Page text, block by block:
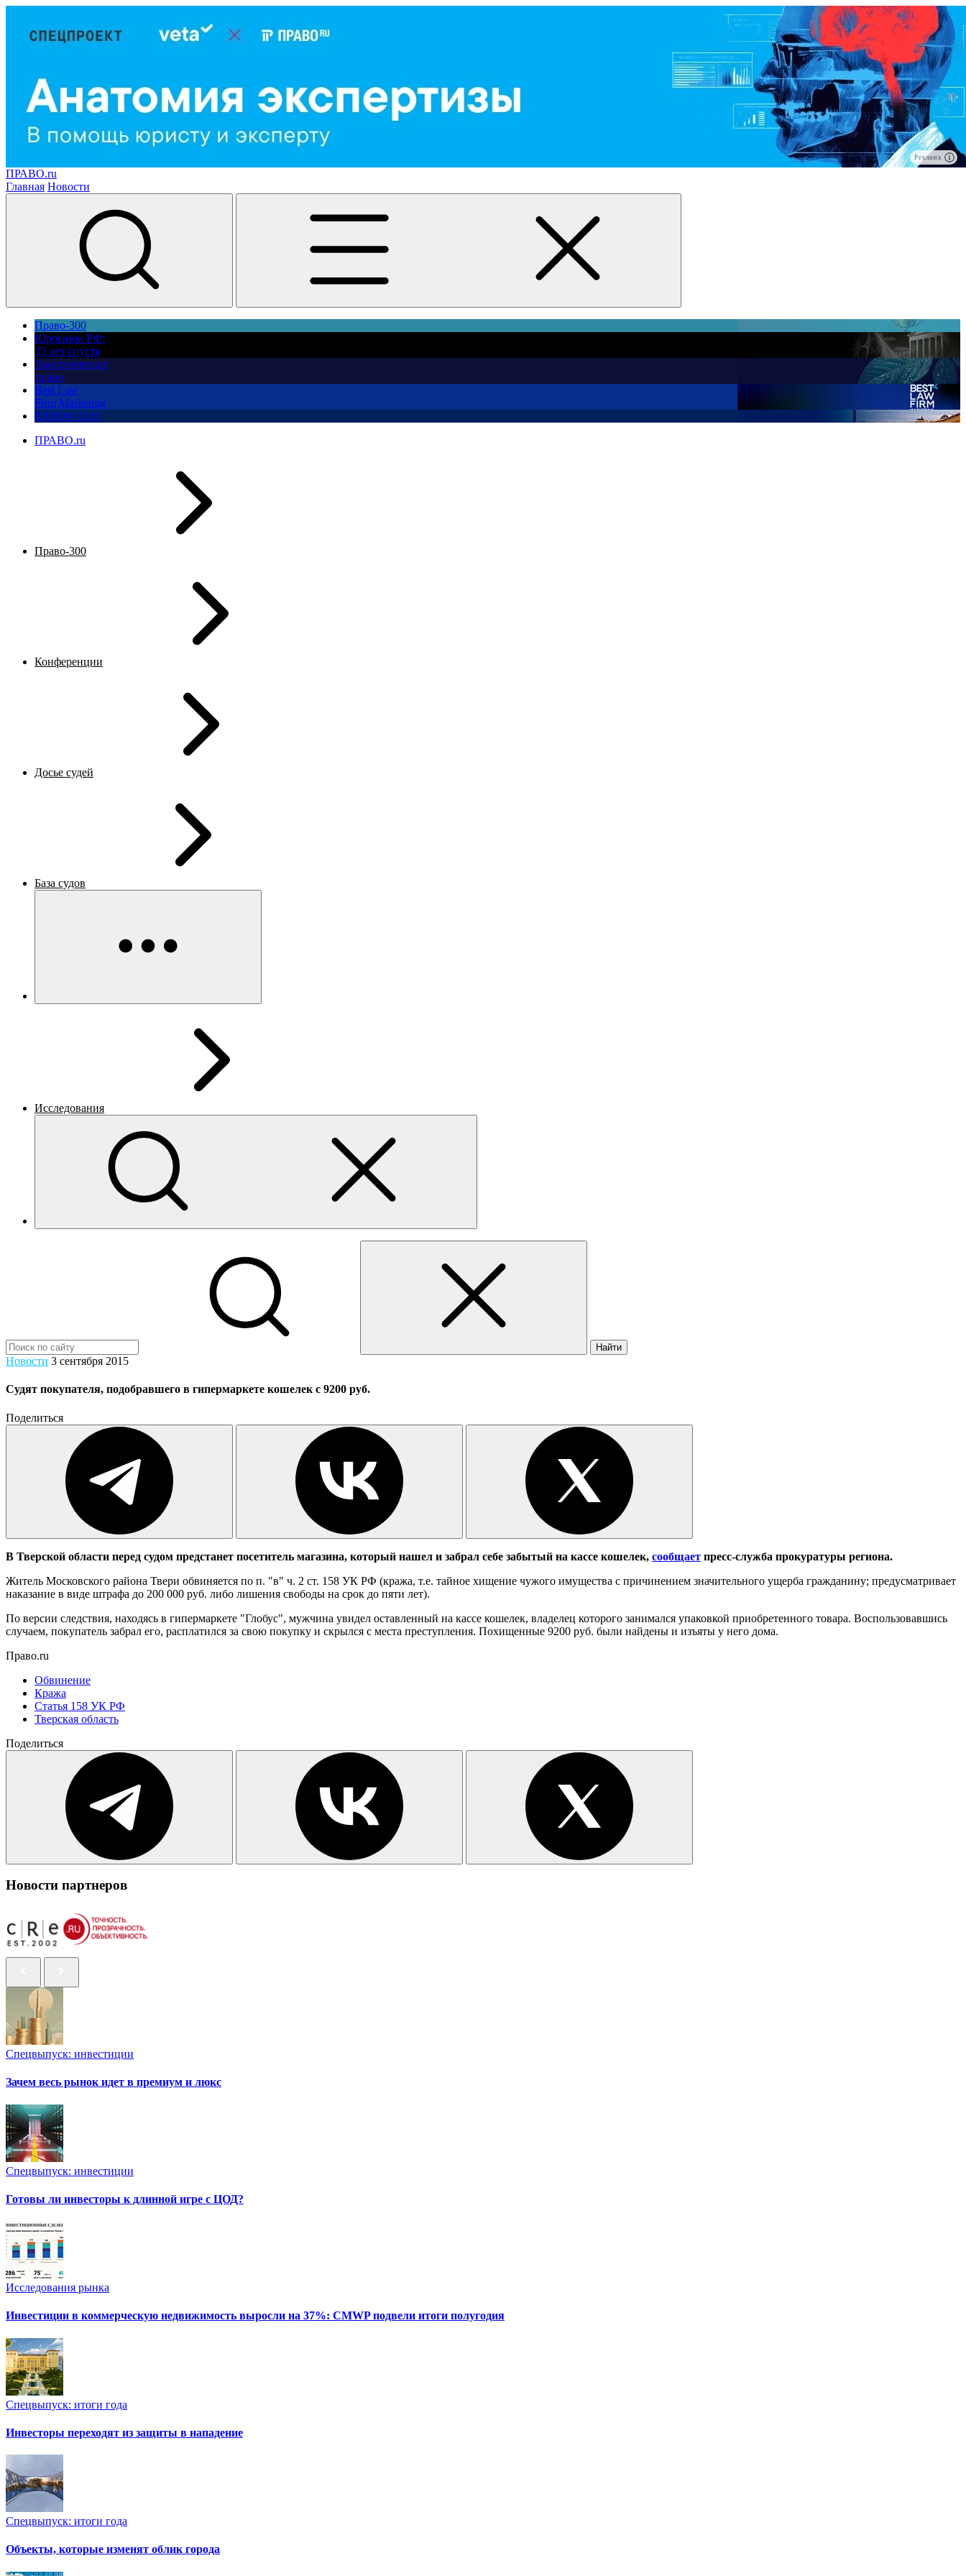
Реклама
ПРАВО.ru
Главная Новости
Право-300
Юррынок РФ:
35 лет спустя
Экологическое
право
Best Law
Firm Marketing
ПМЮФ 2026
ПРАВО.ru
Право-300
Конференции
Досье судей
База судов
Исследования
Найти
Новости 3 сентября 2015
Судят покупателя, подобравшего в гипермаркете кошелек с 9200 руб.
Поделиться
В Тверской области перед судом предстанет посетитель магазина, который нашел и забрал себе забытый на кассе кошелек, сообщает пресс-служба прокуратуры региона.
Житель Московского района Твери обвиняется по п. "в" ч. 2 ст. 158 УК РФ (кража, т.е. тайное хищение чужого имущества с причинением значительного ущерба гражданину; предусматривает
наказание в виде штрафа до 200 000 руб. либо лишения свободы на срок до пяти лет).
По версии следствия, находясь в гипермаркете "Глобус", мужчина увидел оставленный на кассе кошелек, владелец которого занимался упаковкой приобретенного товара. Воспользовавшись
случаем, покупатель забрал его, расплатился за свою покупку и скрылся с места преступления. Похищенные 9200 руб. были найдены и изъяты у него дома.
Право.ru
Обвинение
Кража
Статья 158 УК РФ
Тверская область
Поделиться
Новости партнеров
Спецвыпуск: инвестиции
Зачем весь рынок идет в премиум и люкс
Спецвыпуск: инвестиции
Готовы ли инвесторы к длинной игре с ЦОД?
Исследования рынка
Инвестиции в коммерческую недвижимость выросли на 37%: CMWP подвели итоги полугодия
Спецвыпуск: итоги года
Инвесторы переходят из защиты в нападение
Спецвыпуск: итоги года
Объекты, которые изменят облик города